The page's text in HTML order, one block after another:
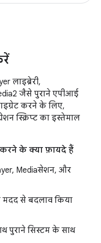
लाइब्रेरी,
जैसे पुराने एपीआई
करने के लिए,
स्क्रिप्ट का इस्तेमाल
करने के क्या फ़ायदे हैं
Mediaसेशन, और
मदद से बदलाव किया
पुराने सिस्टम के साथ